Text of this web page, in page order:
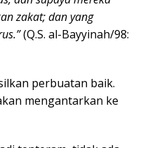
zakat; dan yang
(Q.S. al-Bayyinah/98:
perbuatan baik.
mengantarkan ke